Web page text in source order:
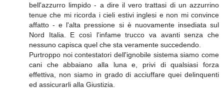
bell'azzurro limpido - a dire il vero trattasi di un azzurrino
tenue che mi ricorda i cieli estivi inglesi e non mi convince
affatto - e l'alta pressione si è nuovamente insediata sul
Nord Italia. E così l'infame trucco va avanti senza che
nessuno capisca quel che sta veramente succedendo.
Purtroppo noi contestatori dell'ignobile sistema siamo come
cani che abbaiano alla luna e, privi di qualsiasi forza
effettiva, non siamo in grado di acciuffare quei delinquenti
ed assicurarli alla Giustizia.